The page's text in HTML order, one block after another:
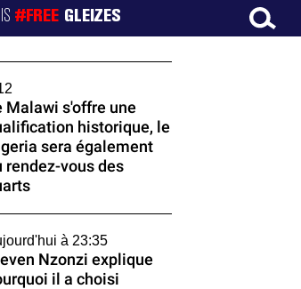
#FREE GLEIZES
Malawi s'offre une
historique, le
sera également
rendez-vous des
à 23:35
Nzonzi explique
il a choisi